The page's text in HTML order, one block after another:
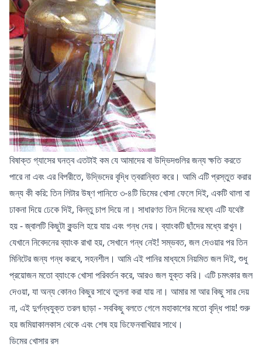
বিষাক্ত গ্যাসের ঘনত্ব এতটাই কম যে আমাদের বা উদ্ভিদগুলির জন্য ক্ষতি করতে
পারে না এবং এর বিপরীতে, উদ্ভিদের বৃদ্ধি ত্বরান্বিত করে। আমি এটি প্রস্তুত করার
জন্য কী করি: তিন লিটার উষ্ণ পানিতে ৩-৪টি ডিমের খোসা ফেলে দিই, একটি থালা বা
ঢাকনা দিয়ে ঢেকে দিই, কিন্তু চাপ দিয়ে না। সাধারণত তিন দিনের মধ্যে এটি যথেষ্ট
হয় - জ্বালটি কিছুটা কুন্ডলি হয়ে যায় এবং গন্ধ দেয়। ব্যাংকটি ছাঁদের মধ্যে রাখুন।
যেখানে নিবেদনের ব্যাংক রাখা হয়, সেখানে গন্ধ নেই! সম্ভবত, জল দেওয়ার পর তিন
মিনিটের জন্য গন্ধ করবে, সহনশীল। আমি এই পানির মাধ্যমে নিয়মিত জল দিই, শুধু
প্রয়োজন মতো ব্যাংকে খোসা পরিবর্তন করে, আরও জল যুক্ত করি। এটি চমৎকার জল
দেওয়া, যা অন্য কোনও কিছুর সাথে তুলনা করা যায় না। আমার মা আর কিছু সার দেয়
না, এই দুর্গন্ধযুক্ত তরল ছাড়া - সবকিছু বলতে গেলে মহাকাশের মতো বৃদ্ধি পায়! শুরু
হয় জমিয়াকালকাস থেকে এবং শেষ হয় ডিফেনবাখিয়ার সাথে।
ডিমের খোসার রস